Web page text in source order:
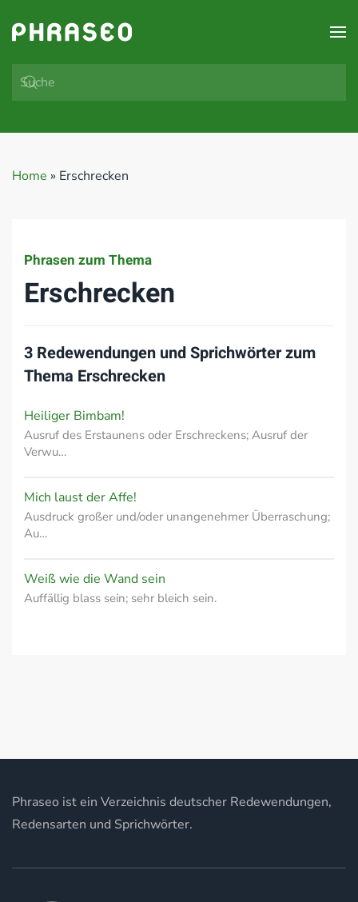
Zum Hauptinhalt springen
Home » Erschrecken
Phrasen zum Thema
Erschrecken
3 Redewendungen und Sprichwörter zum
Thema Erschrecken
Heiliger Bimbam!
Ausruf des Erstaunens oder Erschreckens; Ausruf der
Verwu…
Mich laust der Affe!
Ausdruck großer und/oder unangenehmer Überraschung;
Au…
Weiß wie die Wand sein
Auffällig blass sein; sehr bleich sein.
Phraseo ist ein Verzeichnis deutscher Redewendungen,
Redensarten und Sprichwörter.